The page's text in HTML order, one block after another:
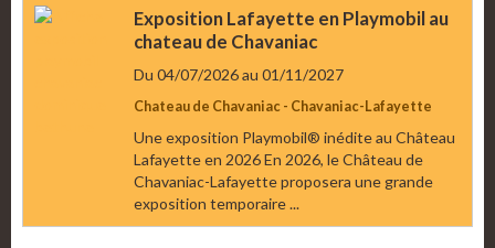
Exposition Lafayette en Playmobil au
chateau de Chavaniac
Du 04/07/2026au 01/11/2027
Chateau de Chavaniac - Chavaniac-Lafayette
Une exposition Playmobil® inédite au Château
Lafayette en 2026 En 2026, le Château de
Chavaniac-Lafayette proposera une grande
exposition temporaire ...